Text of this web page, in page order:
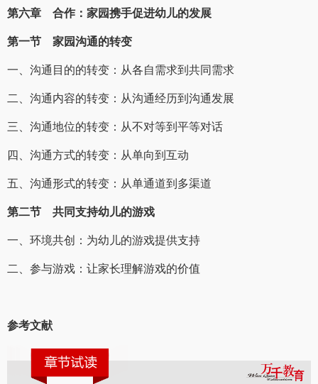
第六章 合作：家园携手促进幼儿的发展
第一节 家园沟通的转变
一、沟通目的的转变：从各自需求到共同需求
二、沟通内容的转变：从沟通经历到沟通发展
三、沟通地位的转变：从不对等到平等对话
四、沟通方式的转变：从单向到互动
五、沟通形式的转变：从单通道到多渠道
第二节 共同支持幼儿的游戏
一、环境共创：为幼儿的游戏提供支持
二、参与游戏：让家长理解游戏的价值
参考文献